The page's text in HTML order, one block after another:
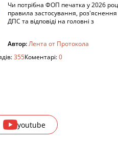
Чи потрібна ФОП печатка у 2026
правила застосування, роз'яснення
ДПС та відповіді на головні з
Автор:Лента от Протокола
355Коментарі:0
youtube